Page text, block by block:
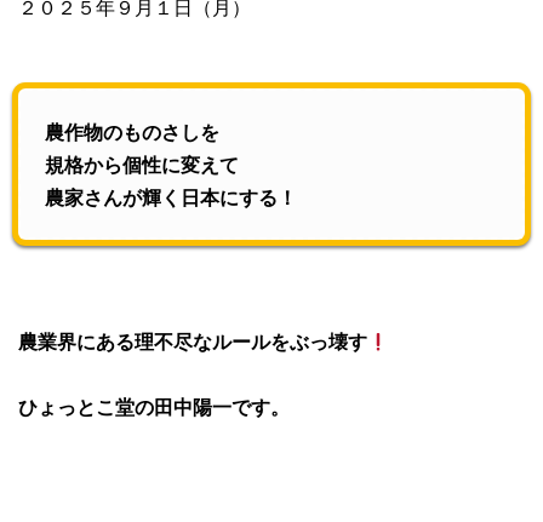
２０２５年９月１日（月）
農作物のものさしを
規格から個性に変えて
農家さんが輝く日本にする！
農業界にある理不尽なルールをぶっ壊す
ひょっとこ堂の田中陽一です。